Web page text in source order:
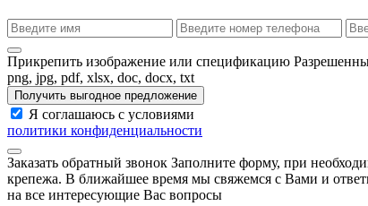
Прикрепить изображение или спецификацию
png, jpg, pdf, xlsx, doc, docx, txt
Получить выгодное предложение
Я соглашаюсь с условиями
политики конфиденциальности
Заказать обратный звонок Заполните форму, при
крепежа. В ближайшее время мы свяжемся с Вами и
на все интересующие Вас вопросы